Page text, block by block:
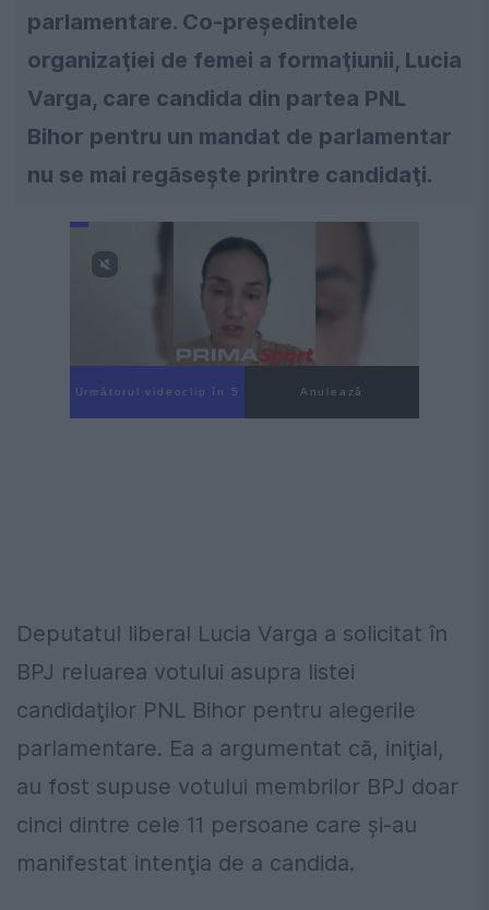
parlamentare. Co-preşedintele
organizaţiei de femei a formaţiunii, Lucia
Varga, care candida din partea PNL
Bihor pentru un mandat de parlamentar
nu se mai regăseşte printre candidaţi.
Următorul videoclip în 4 Anulează
Deputatul liberal Lucia Varga a solicitat în
BPJ reluarea votului asupra listei
candidaţilor PNL Bihor pentru alegerile
parlamentare. Ea a argumentat că, iniţial,
au fost supuse votului membrilor BPJ doar
cinci dintre cele 11 persoane care şi-au
manifestat intenţia de a candida.